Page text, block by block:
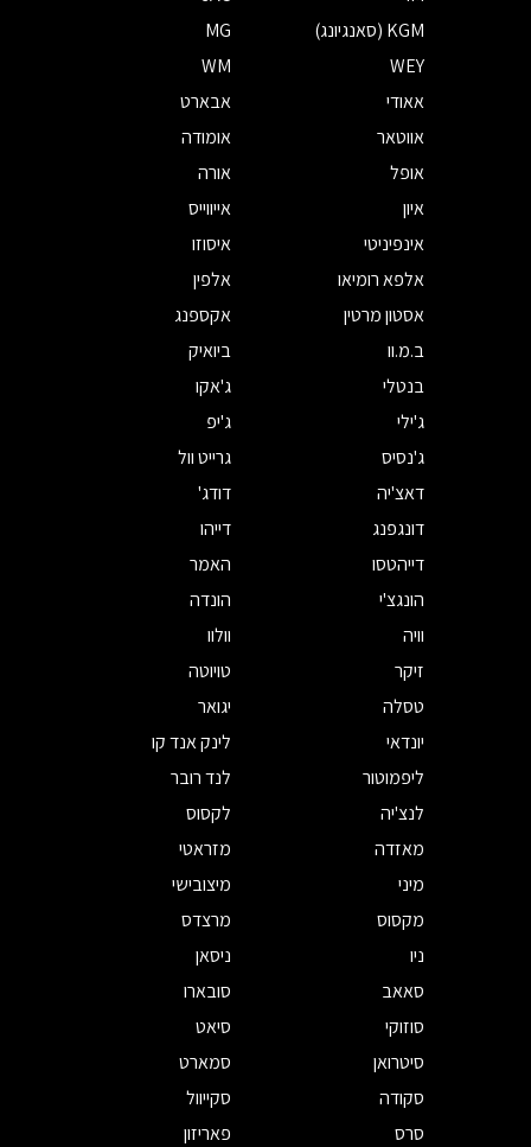
KGM (סאנגיונג)
MG
WEY
WM
אאודי
אבארט
אווטאר
אומודה
אופל
אורה
איון
אייווייס
אינפיניטי
איסוזו
אלפא רומיאו
אלפין
אסטון מרטין
אקספנג
ב.מ.וו
ביואיק
בנטלי
ג'אקו
ג'ילי
ג'יפ
ג'נסיס
גרייט וול
דאצ'יה
דודג'
דונגפנג
דייהו
דייהטסו
האמר
הונגצ'י
הונדה
וויה
וולוו
זיקר
טויוטה
טסלה
יגואר
יונדאי
לינק אנד קו
ליפמוטור
לנד רובר
לנצ'יה
לקסוס
מאזדה
מזראטי
מיני
מיצובישי
מקסוס
מרצדס
ניו
ניסאן
סאאב
סובארו
סוזוקי
סיאט
סיטרואן
סמארט
סקודה
סקייוול
סרס
פאריזון